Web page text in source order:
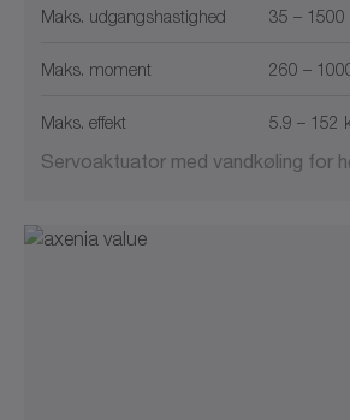
Maks. udgangshastighed 35 – 1500
Maks. moment 260 –
Maks. effekt 5.9 – 152
Servoaktuator med vandkøling for